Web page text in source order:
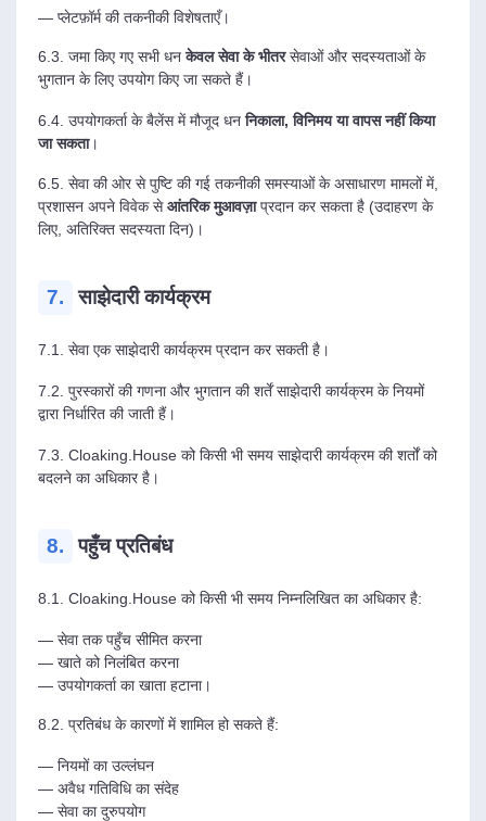
— प्लेटफ़ॉर्म की तकनीकी विशेषताएँ।
6.3. जमा किए गए सभी धनकेवल सेवा के भीतरसेवाओं और सदस्यताओं के
भुगतान के लिए उपयोग किए जा सकते हैं।
6.4. उपयोगकर्ता के बैलेंस में मौजूद धननिकाला, विनिमय या वापस नहीं किया
जा सकता।
6.5. सेवा की ओर से पुष्टि की गई तकनीकी समस्याओं के असाधारण मामलों में,
प्रशासन अपने विवेक सेआंतरिक मुआवज़ाप्रदान कर सकता है (उदाहरण के
लिए, अतिरिक्त सदस्यता दिन)।
7. साझेदारी कार्यक्रम
7.1. सेवा एक साझेदारी कार्यक्रम प्रदान कर सकती है।
7.2. पुरस्कारों की गणना और भुगतान की शर्तें साझेदारी कार्यक्रम के नियमों
द्वारा निर्धारित की जाती हैं।
7.3. Cloaking.House को किसी भी समय साझेदारी कार्यक्रम की शर्तों को
बदलने का अधिकार है।
8. पहुँच प्रतिबंध
8.1. Cloaking.House को किसी भी समय निम्नलिखित का अधिकार है:
— सेवा तक पहुँच सीमित करना
— खाते को निलंबित करना
— उपयोगकर्ता का खाता हटाना।
8.2. प्रतिबंध के कारणों में शामिल हो सकते हैं:
— नियमों का उल्लंघन
— अवैध गतिविधि का संदेह
— सेवा का दुरुपयोग